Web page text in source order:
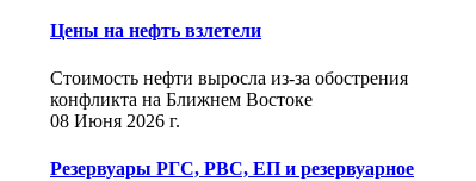
Цены на нефть взлетели
Стоимость нефти выросла из-за обострения
конфликта на Ближнем Востоке
08 Июня 2026 г.
Резервуары РГС, РВС, ЕП и резервуарное